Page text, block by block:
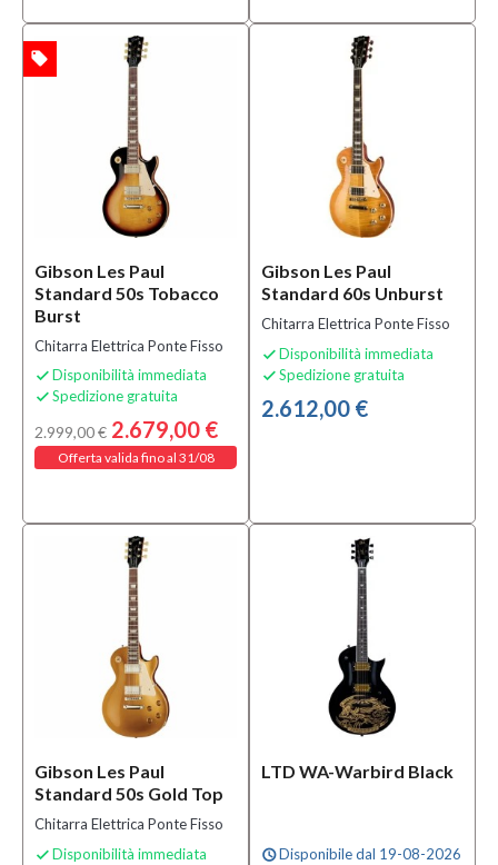
Ponte
Fisso
Chitarra
Rose(2)
MOSTRA
TUTTI
Condizione
Nuovo
(272)
(1)
inclusi
Custodia
inclusa
(66)
Gibson Les Paul
Standard 50s Tobacco
Burst
Chitarra Elettrica Ponte Fisso
 Disponibilità immediata
 Spedizione gratuita
2.999,00 € 2.679,00 €
Offerta valida fino al 31/08
local_offer
Gibson Les Paul
Standard 60s Unburst
Chitarra Elettrica Ponte Fisso
 Disponibilità immediata
 Spedizione gratuita
2.612,00 €
Gibson Les Paul
Standard 50s Gold Top
Chitarra Elettrica Ponte Fisso
 Disponibilità immediata
LTD WA-Warbird Black
scheduleDisponibile dal 19-08-2026